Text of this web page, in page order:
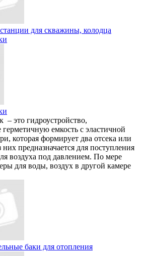
для скважины, колодца
это гидроустройство,
емкость с эластичной
которая формирует два отсека или
предназначается для поступления
воздуха под давлением. По мере
для воды, воздух в другой камере
баки для отопления